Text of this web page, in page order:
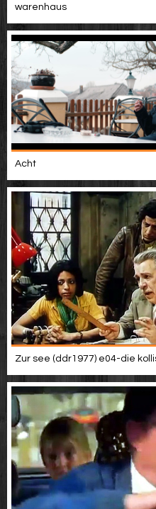
warenhaus
Acht
Zur see (ddr1977) e04-die